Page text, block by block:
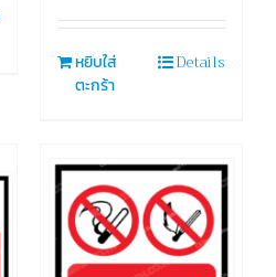
หยิบใส่
ตะกร้า
Details